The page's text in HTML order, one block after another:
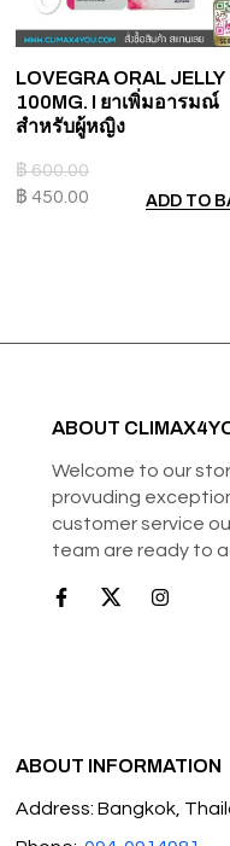
LOVEGRA ORAL JELLY
100MG. I ยาเพิ่มอารมณ์
สำหรับผู้หญิง
฿600.00
฿ 450.00 ADD TO
ABOUT
Welcome to our
provuding
customer service
team are ready to
ABOUT INFORMATION
Address: Bangkok,